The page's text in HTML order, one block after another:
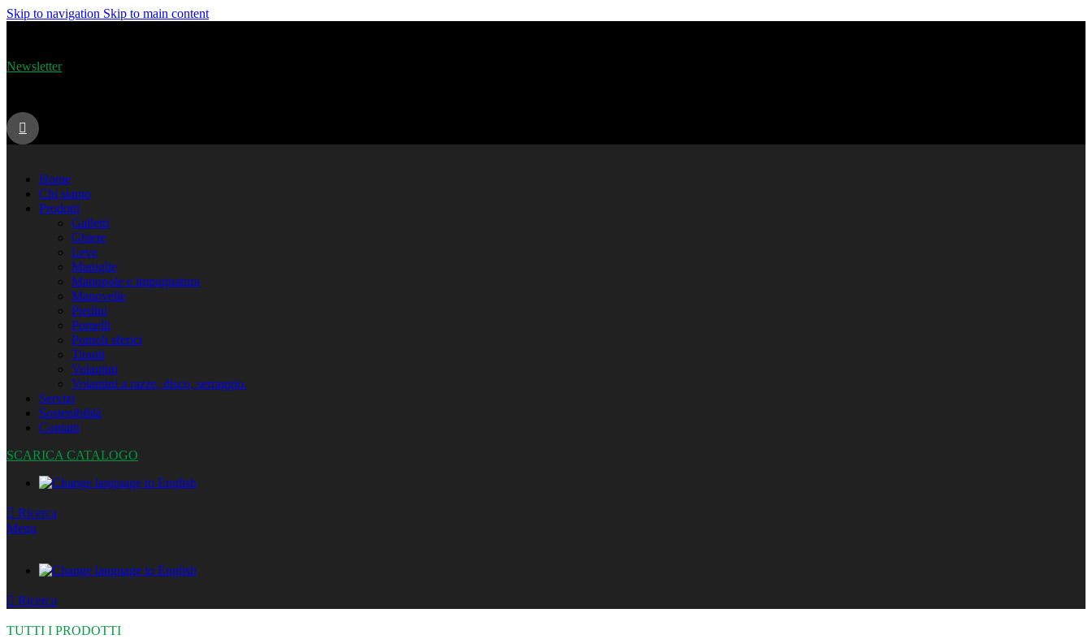
Skip to navigation Skip to main content
Newsletter
Home
Chi siamo
Prodotti
Galletti
Ghiere
Leve
Maniglie
Manopole e impugnatura
Manovelle
Piedini
Pomelli
Pomoli sferici
Tiranti
Volantini
Volantini a razze, disco, serraggio.
Servizi
Sostenibilità
Contatti
SCARICA CATALOGO
Ricerca
Menu
Ricerca
TUTTI I PRODOTTI